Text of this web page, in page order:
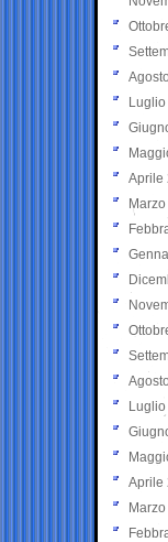
Aprile
Aprile